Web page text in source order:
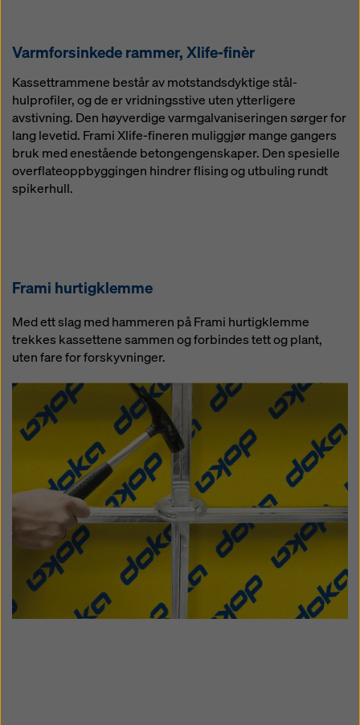
Varmforsinkede rammer, Xlife-finèr
Kassettrammene består av motstandsdyktige stål-
hulprofiler, og de er vridningsstive uten ytterligere
avstivning. Den høyverdige varmgalvaniseringen sørger for
lang levetid. Frami Xlife-fineren muliggjør mange gangers
bruk med enestående betongengenskaper. Den spesielle
overflateoppbyggingen hindrer flising og utbuling rundt
spikerhull.
Frami hurtigklemme
Med ett slag med hammeren på Frami hurtigklemme
trekkes kassettene sammen og forbindes tett og plant,
uten fare for forskyvninger.